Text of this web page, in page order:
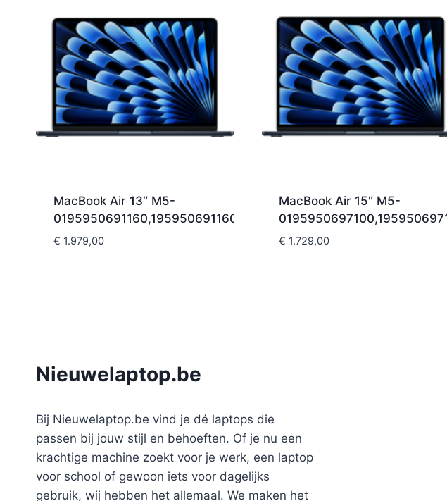
MacBook Air 13″ M5-
0195950691160,195950691160
€ 1.979,00
MacBook Air 15″ M5-
€ 1.729,00
Nieuwelaptop.be
Bij Nieuwelaptop.be vind je dé laptops die
passen bij jouw stijl en behoeften. Of je nu een
krachtige machine zoekt voor je werk, een laptop
voor school of gewoon iets voor dagelijks
gebruik, wij hebben het allemaal. We maken het